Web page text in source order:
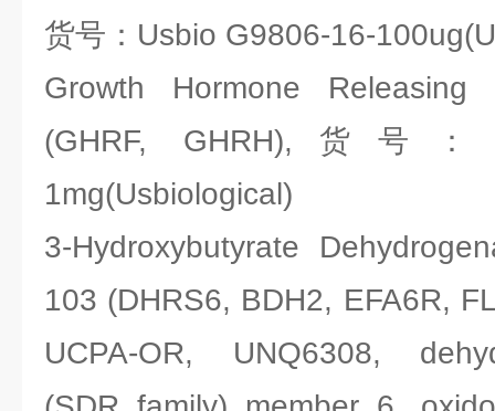
货号：Usbio G9806-16-
Growth Hormone
(GHRF, GHRH),货号：
1mg(Usbiological)
3-Hydroxybutyrate
103 (DHRS6, BDH2, EFA6R,
UCPA-OR, UNQ6308,